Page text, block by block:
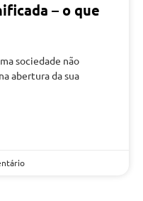
– o que
sociedade não
abertura da sua